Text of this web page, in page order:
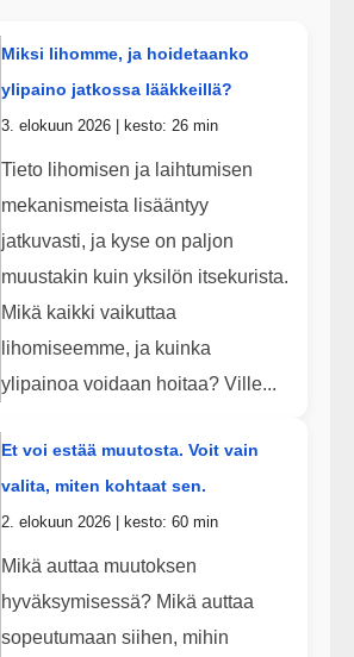
Miksi lihomme, ja hoidetaanko
ylipaino jatkossa lääkkeillä?
3. elokuun 2026 | kesto: 26 min
Tieto lihomisen ja laihtumisen
mekanismeista lisääntyy
jatkuvasti, ja kyse on paljon
muustakin kuin yksilön itsekurista.
Mikä kaikki vaikuttaa
lihomiseemme, ja kuinka
ylipainoa voidaan hoitaa? Ville...
Et voi estää muutosta. Voit vain
valita, miten kohtaat sen.
2. elokuun 2026 | kesto: 60 min
Mikä auttaa muutoksen
hyväksymisessä? Mikä auttaa
sopeutumaan siihen, mihin